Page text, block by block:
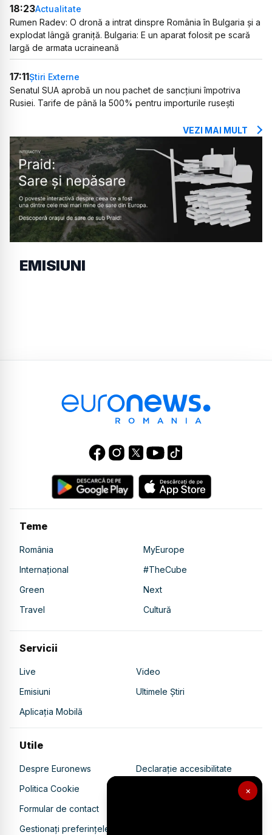
×
18:23Actualitate
Rumen Radev: O dronă a intrat dinspre România în Bulgaria și a
explodat lângă graniță. Bulgaria: E un aparat folosit pe scară
largă de armata ucraineană
17:11Știri Externe
Senatul SUA aprobă un nou pachet de sancțiuni împotriva
Rusiei. Tarife de până la 500% pentru importurile rusești
VEZI MAI MULT
EMISIUNI
Teme
România
MyEurope
Internațional
#TheCube
Green
Next
Travel
Cultură
Servicii
Live
Video
Emisiuni
Ultimele Știri
Aplicația Mobilă
Utile
Despre Euronews
Declarație accesibilitate
Politica Cookie
Politica de confidențialitate
Formular de contact
Gestionați preferințele